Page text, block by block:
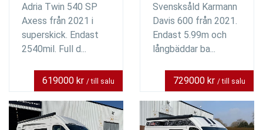
Adria Twin 540 SP
Axess från 2021 i
superskick. Endast
2540mil. Full d...
619000 kr / till salu
Svensksåld Karmann
Davis 600 från 2021.
Endast 5.99m och
långbäddar ba...
729000 kr / till salu